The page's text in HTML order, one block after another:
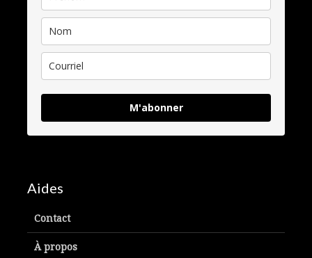
M'abonner
Aides
Contact
À propos